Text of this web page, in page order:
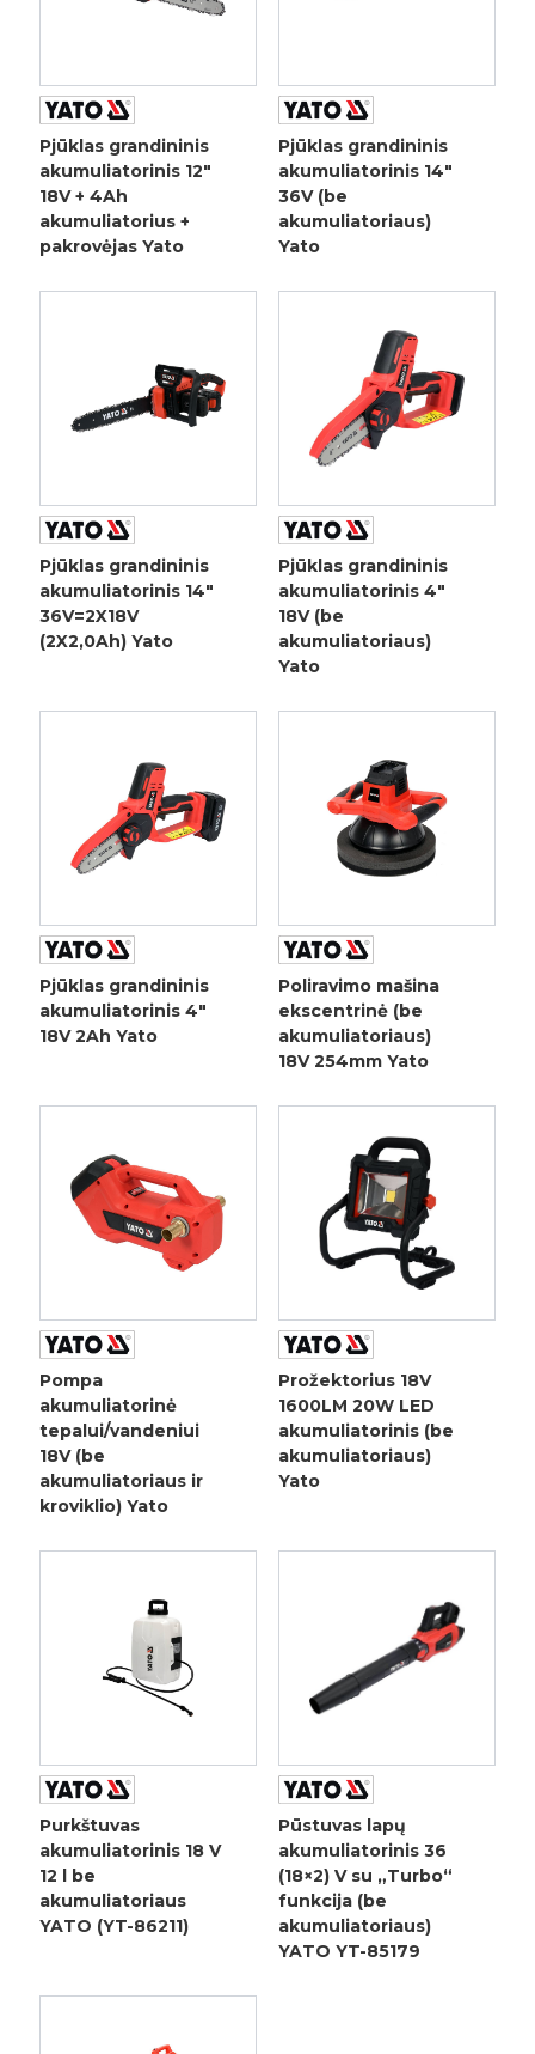
Pjūklas grandininis
akumuliatorinis 12"
18V + 4Ah
akumuliatorius +
pakrovėjas Yato
Pjūklas grandininis
akumuliatorinis 14"
36V (be
akumuliatoriaus)
Yato
Pjūklas grandininis
akumuliatorinis 14"
36V=2X18V
(2X2,0Ah) Yato
Pjūklas grandininis
akumuliatorinis 4"
18V (be
akumuliatoriaus)
Yato
Pjūklas grandininis
akumuliatorinis 4"
18V 2Ah Yato
Poliravimo mašina
ekscentrinė (be
akumuliatoriaus)
18V 254mm Yato
Pompa
akumuliatorinė
tepalui/vandeniui
18V (be
akumuliatoriaus ir
kroviklio) Yato
Prožektorius 18V
1600LM 20W LED
akumuliatorinis (be
akumuliatoriaus)
Yato
Purkštuvas
akumuliatorinis 18 V
12 l be
akumuliatoriaus
YATO (YT-86211)
Pūstuvas lapų
akumuliatorinis 36
(18×2) V su „Turbo“
funkcija (be
akumuliatoriaus)
YATO YT-85179